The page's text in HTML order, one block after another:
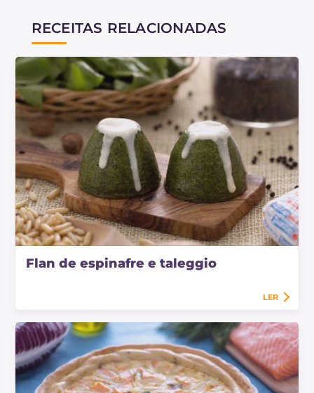
RECEITAS RELACIONADAS
Flan de espinafre e taleggio
LER